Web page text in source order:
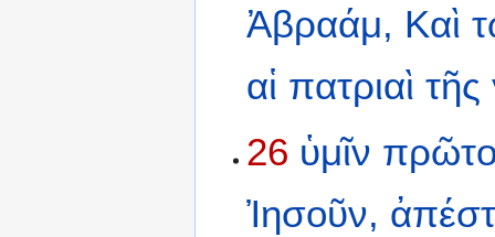
Ἀβραάμ, Καὶ
αἱ πατριαὶ τῆς
26 ὑμῖν
Ἰησοῦν,